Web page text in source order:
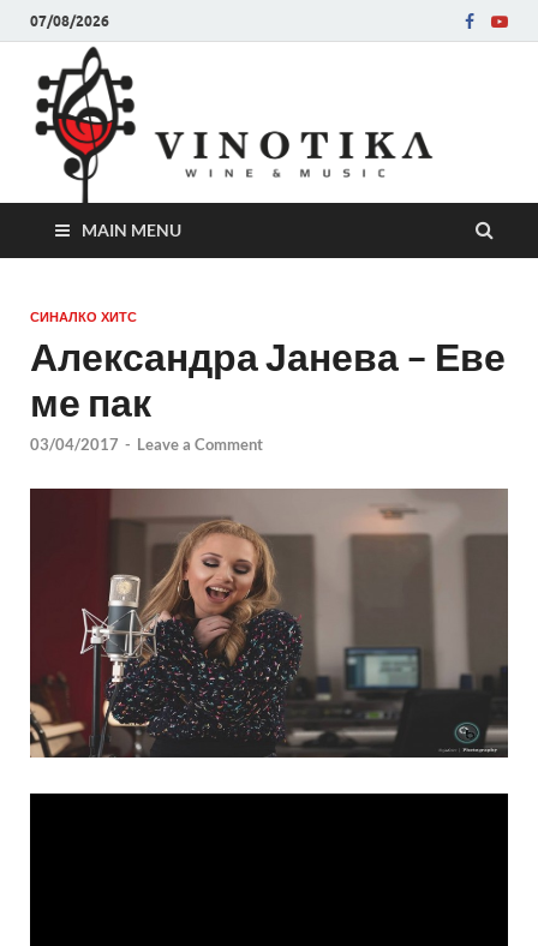
07/08/2026
MAIN MENU
СИНАЛКО ХИТС
Александра Јанева – Еве
ме пак
03/04/2017 - Leave a Comment